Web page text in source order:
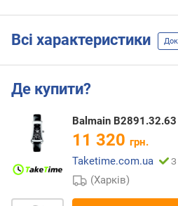
Всі характеристики
Де купити?
Balmain B2891.32.63
11 320 грн.
Taketime.com.ua
З
(Харків)